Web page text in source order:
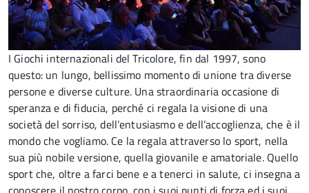
I Giochi internazionali del Tricolore, fin dal 1997, sono
questo: un lungo, bellissimo momento di unione tra diverse
persone e diverse culture. Una straordinaria occasione di
speranza e di fiducia, perché ci regala la visione di una
società del sorriso, dell’entusiasmo e dell’accoglienza, che è il
mondo che vogliamo. Ce la regala attraverso lo sport, nella
sua più nobile versione, quella giovanile e amatoriale. Quello
sport che, oltre a farci bene e a tenerci in salute, ci insegna a